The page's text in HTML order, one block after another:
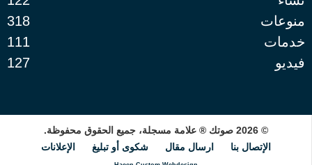
منوعات
318
خدمات
111
فيديو
127
© 2026 صوتك ® علامة مسجلة، جميع الحقوق محفوظة.
الإتصال بنا
ارسال مقال شكوى أو تبليغ الإعلانات